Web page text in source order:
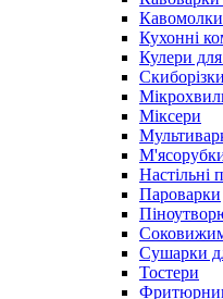
Кавомолки
Кухонні
Кулери
Скиборізки
Міксери
Настільні
Пароварки
Сушарки
Тостери